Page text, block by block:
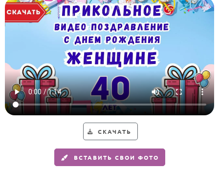
Открытки
Стихи и тексты
С Днем рождения
Юбилей
Свадьба
Годовщина свадьбы
Календарь праздников
Женщине
ОТЗЫВЫ
СКАЧАТЬ
ВСТАВИТЬ СВОИ ФОТО